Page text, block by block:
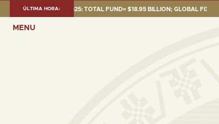
ÚLTIMA HORA:
AS OF 30 SEP. 2025: TOTAL FUND= $18.95 BILLION; GLOBAL
MENU